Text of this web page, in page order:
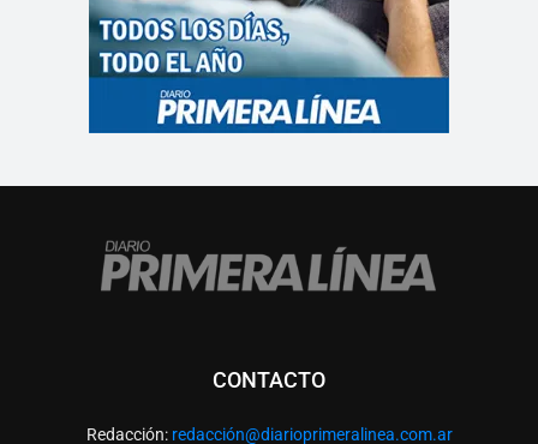
CONTACTO
Redacción: redacción@diarioprimeralinea.com.ar